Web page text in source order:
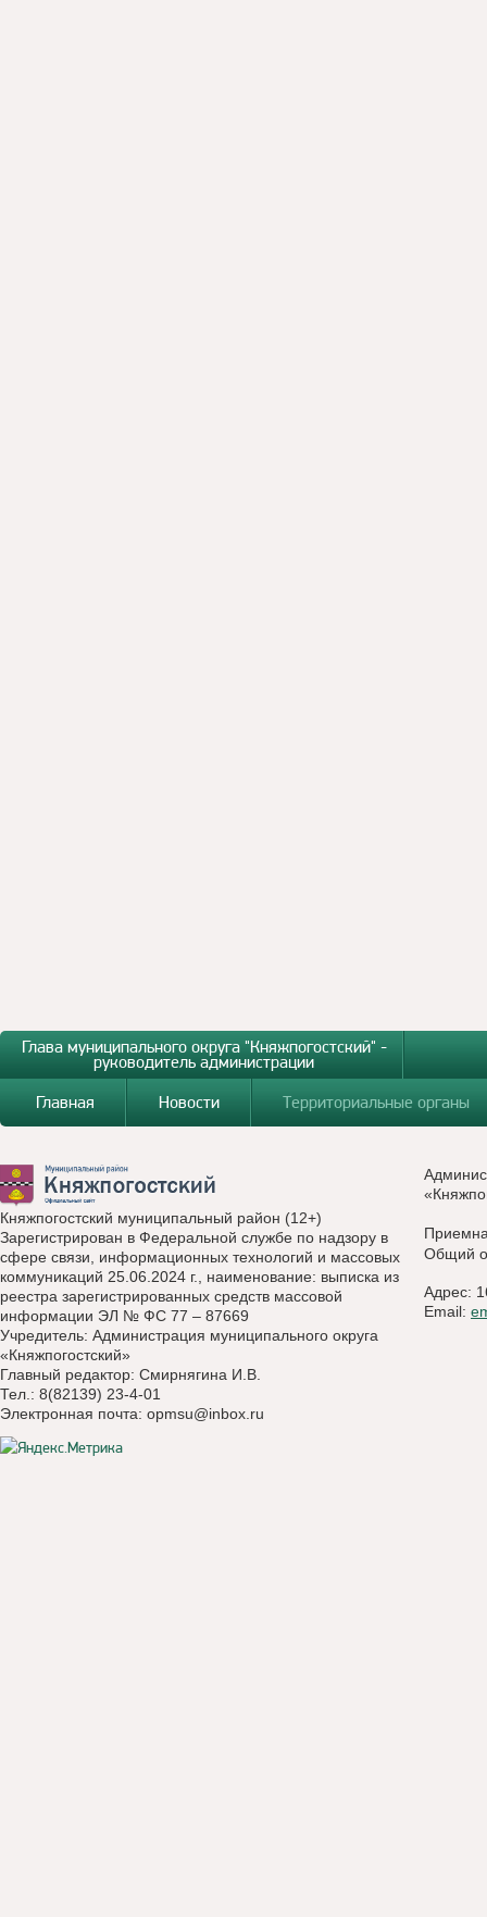
Глава муниципального округа "Княжпогостский" -
руководитель администрации
Главная
Новости Территориальные органы
Княжпогостский муниципальный район (12+)
Зарегистрирован в Федеральной службе по надзору в
сфере связи, информационных технологий и массовых
коммуникаций 25.06.2024 г., наименование: выписка из
реестра зарегистрированных средств массовой
информации ЭЛ № ФС 77 – 87669
Учредитель: Администрация муниципального округа
«Княжпогостский»
Главный редактор: Смирнягина И.В.
Тел.: 8(82139) 23-4-01
Электронная почта: opmsu@inbox.ru
Общий
Адрес:
Email: